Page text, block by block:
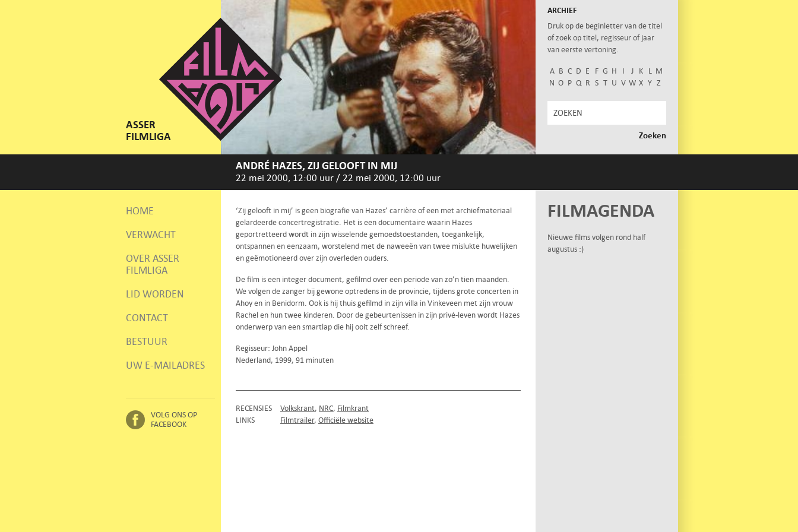
ASSER
FILMLIGA
ARCHIEF
Druk op de beginletter van de titel
of zoek op titel, regisseur of jaar
van eerste vertoning.
A B C D E F G H I J K L M
N O P Q R S T U V W X Y Z
ANDRÉ HAZES, ZIJ GELOOFT IN MIJ
22 mei 2000, 12:00 uur / 22 mei 2000, 12:00 uur
HOME
VERWACHT
OVER ASSER
FILMLIGA
LID WORDEN
CONTACT
BESTUUR
UW E-MAILADRES
VOLG ONS OP
FACEBOOK
‘Zij gelooft in mij’ is geen biografie van Hazes’ carrière of een met archiefmateriaal
gelardeerde concertregistratie. Het is een documentaire waarin Hazes
geportretteerd wordt in zijn wisselende gemoedstoestanden, toegankelijk,
ontspannen en eenzaam, worstelend met de naweeën van twee mislukte huwelijken
en geëmotioneerd over zijn overleden ouders.
De film is een integer document, gefilmd over een periode van zo’n tien maanden.
We volgen de zanger bij gewone optredens in de provincie, tijdens grote concerten in
Ahoy en in Benidorm. Ook is hij thuis gefilmd in zijn villa in Vinkeveen met zijn vrouw
Rachel en hun twee kinderen. Door de gebeurtenissen in zijn privé-leven wordt Hazes
onderwerp van een smartlap die hij ooit zelf schreef.
Regisseur: John Appel
Nederland, 1999, 91 minuten
RECENSIES Volkskrant NRC Filmkrant
LINKS
Filmtrailer Officiële website
FILMAGENDA
Nieuwe films volgen rond half
augustus :)